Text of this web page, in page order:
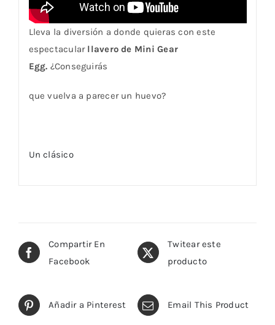
Lleva la diversión a donde quieras con este
espectacular llavero de Mini Gear
Egg. ¿Conseguirás
que vuelva a parecer un huevo?
Un clásico
Compartir En
Facebook
Twitear este
producto
Añadir a Pinterest Email This Product